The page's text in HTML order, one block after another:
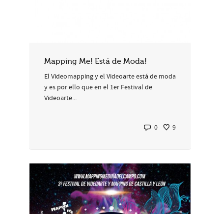
Mapping Me! Está de Moda!
El Videomapping y el Videoarte está de moda
y es por ello que en el 1er Festival de
Videoarte...
0 9